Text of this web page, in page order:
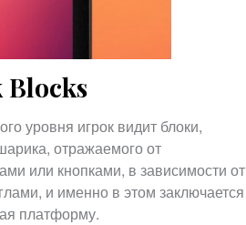
Blocks
уровня игрок видит блоки,
отражаемого от
или кнопками, в зависимости от
и именно в этом заключается
платформу.